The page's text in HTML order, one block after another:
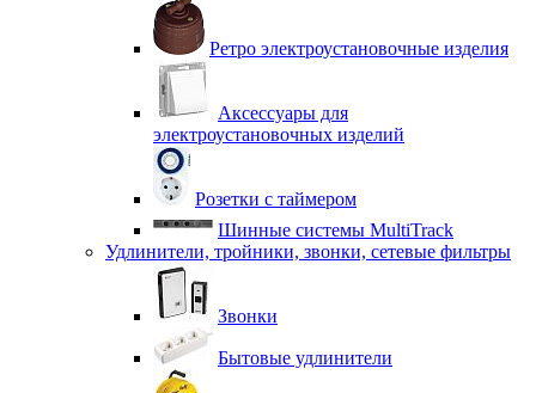
Ретро электроустановочные изделия
Аксессуары для
электроустановочных изделий
Розетки с таймером
Шинные системы MultiTrack
Удлинители, тройники, звонки, сетевые фильтры
Звонки
Бытовые удлинители